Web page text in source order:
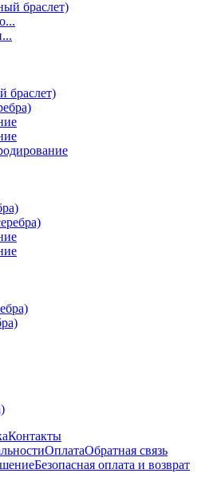
браслет)
Контакты
ОплатаОбратная связь
Безопасная оплата и возврат